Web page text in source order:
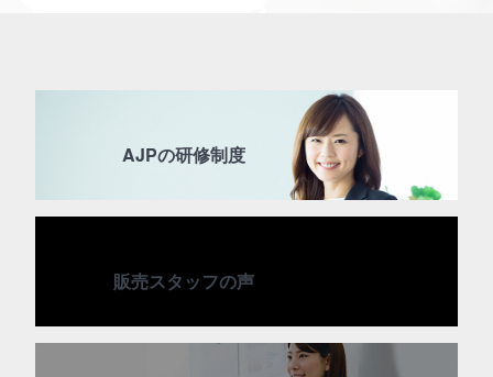
AJPの研修制度
販売スタッフの声